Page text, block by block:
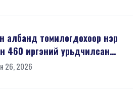
албанд томилогдохоор нэр
460 иргэний урьдчилсан
26, 2026